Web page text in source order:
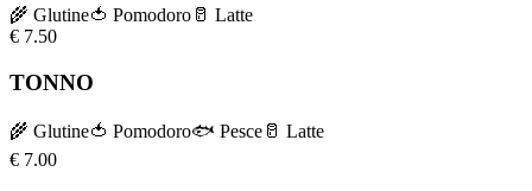
🌾 Glutine🍅 Pomodoro 🥛 Latte
€ 7.50
TONNO
🌾 Glutine🍅 Pomodoro🐟 Pesce 🥛 Latte
€ 7.00